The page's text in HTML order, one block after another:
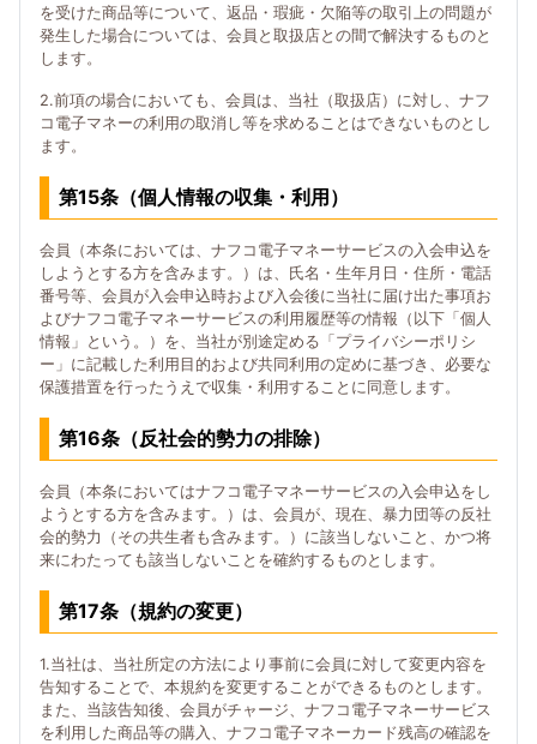
を受けた商品等について、返品・瑕疵・欠陥等の取引上の問題が
発生した場合については、会員と取扱店との間で解決するものと
します。
2.前項の場合においても、会員は、当社（取扱店）に対し、ナフ
コ電子マネーの利用の取消し等を求めることはできないものとし
ます。
第15条（個人情報の収集・利用）
会員（本条においては、ナフコ電子マネーサービスの入会申込を
しようとする方を含みます。）は、氏名・生年月日・住所・電話
番号等、会員が入会申込時および入会後に当社に届け出た事項お
よびナフコ電子マネーサービスの利用履歴等の情報（以下「個人
情報」という。）を、当社が別途定める「プライバシーポリシ
ー」に記載した利用目的および共同利用の定めに基づき、必要な
保護措置を行ったうえで収集・利用することに同意します。
第16条（反社会的勢力の排除）
会員（本条においてはナフコ電子マネーサービスの入会申込をし
ようとする方を含みます。）は、会員が、現在、暴力団等の反社
会的勢力（その共生者も含みます。）に該当しないこと、かつ将
来にわたっても該当しないことを確約するものとします。
第17条（規約の変更）
1.当社は、当社所定の方法により事前に会員に対して変更内容を
告知することで、本規約を変更することができるものとします。
また、当該告知後、会員がチャージ、ナフコ電子マネーサービス
を利用した商品等の購入、ナフコ電子マネーカード残高の確認を